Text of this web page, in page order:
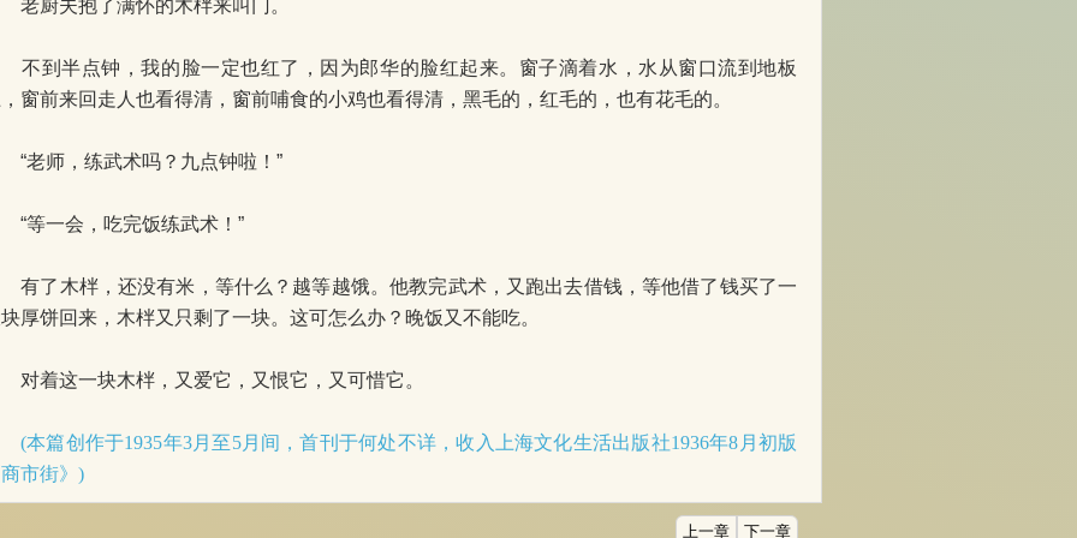
夫抱了满怀的木柈来叫门。
半点钟，我的脸一定也红了，因为郎华的脸红起来。窗子滴着水，水从窗口流到地板
窗前来回走人也看得清，窗前哺食的小鸡也看得清，黑毛的，红毛的，也有花毛的。
师，练武术吗？九点钟啦！”
一会，吃完饭练武术！”
木柈，还没有米，等什么？越等越饿。他教完武术，又跑出去借钱，等他借了钱买了一
厚饼回来，木柈又只剩了一块。这可怎么办？晚饭又不能吃。
这一块木柈，又爱它，又恨它，又可惜它。
(本篇创作于1935年3月至5月间，首刊于何处不详，收入上海文化生活出版社1936年8月初版
市街》)
下一章
上一章